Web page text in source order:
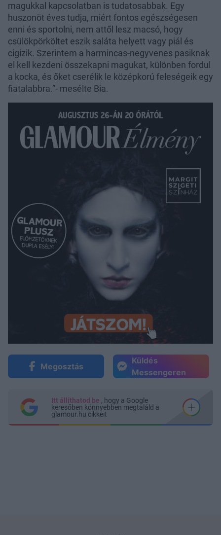
magukkal kapcsolatban is tudatosabbak. Egy
huszonöt éves tudja, miért fontos egészségesen
enni és sportolni, nem attől lesz macsó, hogy
csülökpörköltet eszik saláta helyett vagy piál és
cigizik. Szerintem a harmincas-negyvenes pasiknak
el kell kezdeni összekapni magukat, különben fordul
a kocka, és őket cserélik le középkorú feleségeik egy
fiatalabbra.”- mesélte Bia.
Megosztás
Küldés
Messengeren
Itt állíthatod be , hogy a Google
keresőben könnyebben megtaláld a
glamour.hu cikkeit